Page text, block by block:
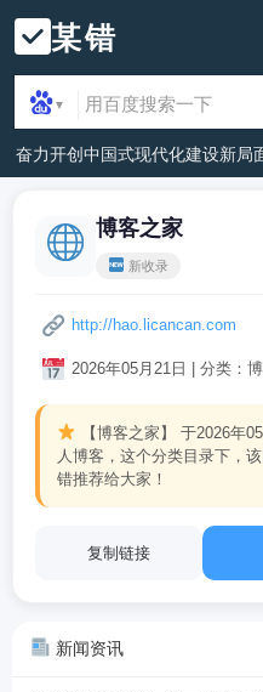
某错
▼
奋力开创中国式现代化建设新局
博客之家
新收录
http://hao.licancan.com
2026年05月21日 | 分类：
【博客之家】
于2026年
人博客，这个分类目录下，
错推荐给大家！
复制链接
新闻资讯